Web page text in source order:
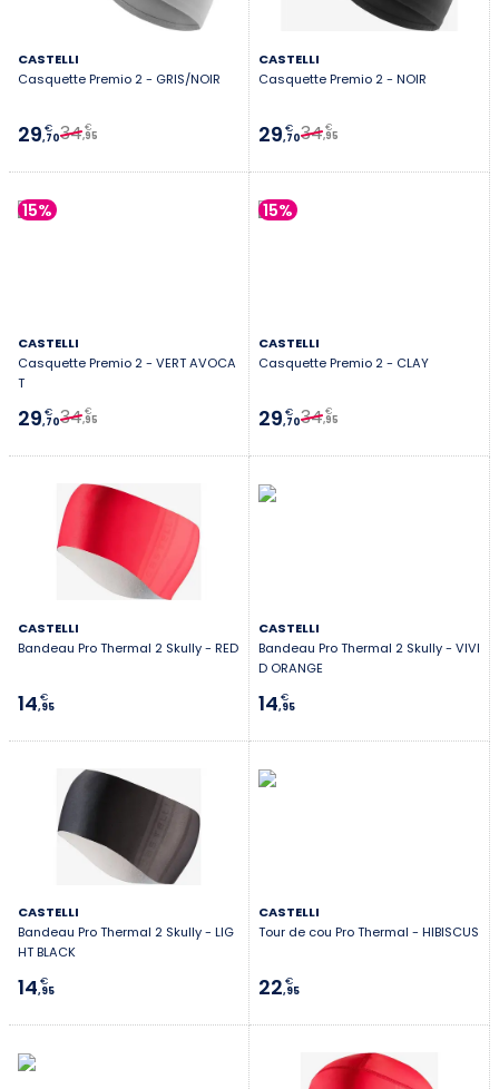
CASTELLI
Casquette Premio 2 - GRIS/NOIR
29,70
€ 34,95
€
CASTELLI
Casquette Premio 2 - NOIR
29,70
€ 34,95
€
15%
CASTELLI
Casquette Premio 2 - VERT AVOCA
T
29,70
€ 34,95
€
15%
CASTELLI
Casquette Premio 2 - CLAY
29,70
€ 34,95
€
CASTELLI
Bandeau Pro Thermal 2 Skully - RED
14,95
€
CASTELLI
Bandeau Pro Thermal 2 Skully - VIVI
D ORANGE
14,95
€
CASTELLI
Bandeau Pro Thermal 2 Skully - LIG
HT BLACK
14,95
€
CASTELLI
Tour de cou Pro Thermal - HIBISCUS
22,95
€